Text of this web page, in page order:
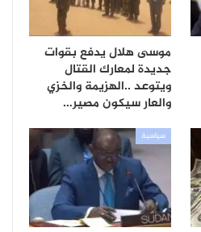
موسى هلال يدفع بقوات
جديدة لمعارك القتال
ويتوعد ..الهزيمة والخزي
والعار سيكون مصير…
سياسية